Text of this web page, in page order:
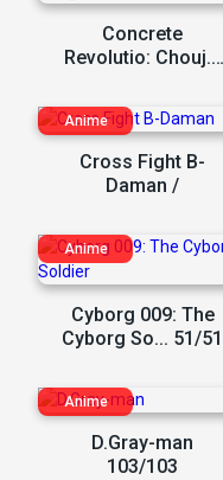
Concrete
Revolutio: Chouj...
Cross Fight B-
Daman /
Cyborg 009: The
Cyborg So... 51/51
D.Gray-man
103/103